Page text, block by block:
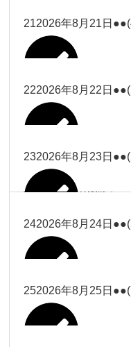
院長
ー18時）
Close Close
2026年8月9日
19時）
Close Close
2026年8月9日
2026年8月10日
院長
院長
武井
Close
2026年8月11日
Close Close
院長
2026年8月11日
関谷（17-
19時）
関谷（17-19時）
院長
Close Close
Close
武井
2026年8月14日
関谷（17-
Close
関谷（17-19時）
2026年8月14日
Close
武井
2026年8月15日
関谷（17-
Close
関谷（17-19時）
2026年8月16日
武井(9時ー
Close
武井(9時ー18時)
2026年8月16日
無題のイベ
大西
Close Close
大西
2026年8月17日
小林
小林
2026年8月18日
大西（9時
ー18時）
Close Close
大西（9時ー18時）
2026年8月18日
小林
冨田
塩川
Close Close
塩川
2026年8月19日
冨田
冨田
Close Close
塩川
2026年8月20日
212026年8月21日 ●●
塩川
塩川
松本（9時
ー18時）
Close Close
222026年8月22日 ●●
冨田（9時
Close Close
冨田（9時ー18時）
2026年8月22日
232026年8月23日 ●●
小林
小林
242026年8月24日 ●●
大西
252026年8月25日 ●●